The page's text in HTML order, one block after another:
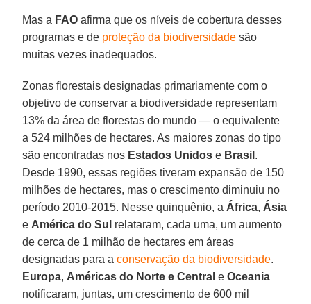
Mas a FAO afirma que os níveis de cobertura desses
programas e de proteção da biodiversidade são
muitas vezes inadequados.
Zonas florestais designadas primariamente com o
objetivo de conservar a biodiversidade representam
13% da área de florestas do mundo — o equivalente
a 524 milhões de hectares. As maiores zonas do tipo
são encontradas nos Estados Unidos e Brasil .
Desde 1990, essas regiões tiveram expansão de 150
milhões de hectares, mas o crescimento diminuiu no
período 2010-2015. Nesse quinquênio, a África, Ásia
e América do Sul relataram, cada uma, um aumento
de cerca de 1 milhão de hectares em áreas
designadas para aconservação da biodiversidade.
Europa, Américas do Norte e Central eOceania
notificaram, juntas, um crescimento de 600 mil